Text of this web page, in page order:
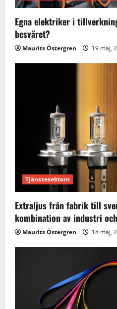
Egna elektriker i
besväret?
Maurits Östergren 19 maj,
Tjänstesektorn
Extraljus från fabrik till
kombination av industri
Maurits Östergren 18 maj,